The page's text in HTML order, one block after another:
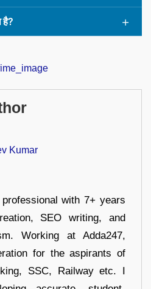
है?
Kumar
with 7+ years
SEO writing, and
Working at Adda247,
for the aspirants of
SSC, Railway etc. I